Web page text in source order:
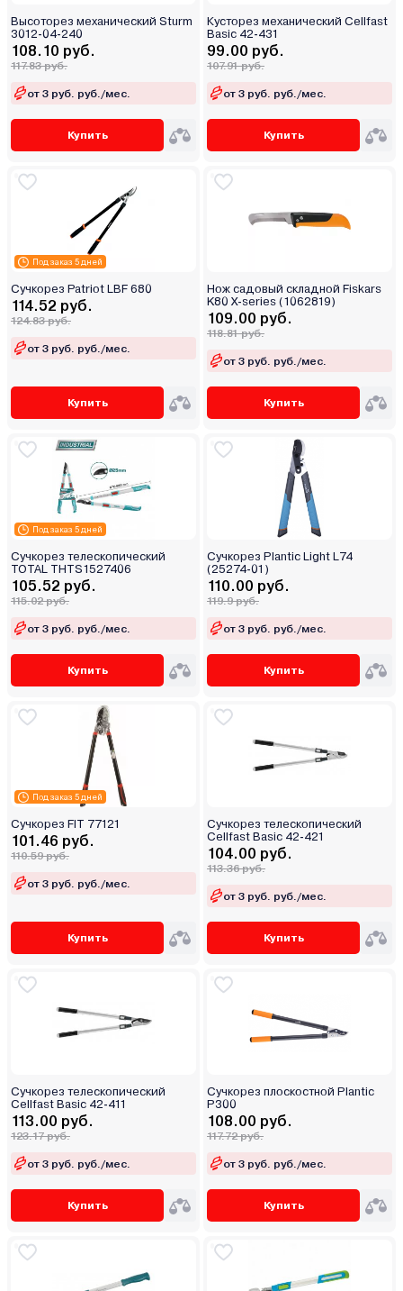
Высоторез механический Sturm
3012-04-240
108.10 руб.
117.83 руб.
от 3 руб. руб./мес.
Купить
Кусторез механический Cellfast
Basic 42-431
99.00 руб.
107.91 руб.
от 3 руб. руб./мес.
Купить
Под заказ 5 дней
Сучкорез Patriot LBF 680
114.52 руб.
124.83 руб.
от 3 руб. руб./мес.
Купить
Нож садовый складной Fiskars
K80 X-series (1062819)
109.00 руб.
118.81 руб.
от 3 руб. руб./мес.
Купить
Под заказ 5 дней
Сучкорез телескопический
TOTAL THTS1527406
105.52 руб.
115.02 руб.
от 3 руб. руб./мес.
Купить
Сучкорез Plantic Light L74
(25274-01)
110.00 руб.
119.9 руб.
от 3 руб. руб./мес.
Купить
Под заказ 5 дней
Сучкорез FIT 77121
101.46 руб.
110.59 руб.
от 3 руб. руб./мес.
Купить
Сучкорез телескопический
Cellfast Basic 42-421
104.00 руб.
113.36 руб.
от 3 руб. руб./мес.
Купить
Сучкорез телескопический
Cellfast Basic 42-411
113.00 руб.
123.17 руб.
от 3 руб. руб./мес.
Купить
Сучкорез плоскостной Plantic
P300
108.00 руб.
117.72 руб.
от 3 руб. руб./мес.
Купить